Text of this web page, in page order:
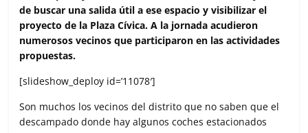
b
o
o
k
t
e
s
A
p
l
a
r
i
de buscar una salida útil a ese espacio y visibilizar el
proyecto de la Plaza Cívica. A la jornada acudieron
numerosos vecinos que participaron en las actividades
propuestas.
[slideshow_deploy id=’11078′]
Son muchos los vecinos del distrito que no saben que el
descampado donde hay algunos coches estacionados